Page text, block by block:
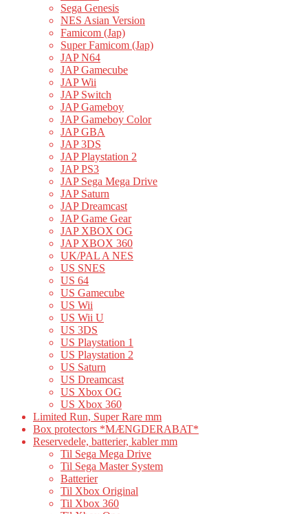
Sega Genesis
NES Asian Version
Famicom (Jap)
Super Famicom (Jap)
JAP N64
JAP Gamecube
JAP Wii
JAP Switch
JAP Gameboy
JAP Gameboy Color
JAP GBA
JAP 3DS
JAP Playstation 2
JAP PS3
JAP Sega Mega Drive
JAP Saturn
JAP Dreamcast
JAP Game Gear
JAP XBOX OG
JAP XBOX 360
UK/PAL A NES
US SNES
US 64
US Gamecube
US Wii
US Wii U
US 3DS
US Playstation 1
US Playstation 2
US Saturn
US Dreamcast
US Xbox OG
US Xbox 360
Limited Run, Super Rare mm
Box protectors *MÆNGDERABAT*
Reservedele, batterier, kabler mm
Til Sega Mega Drive
Til Sega Master System
Batterier
Til Xbox Original
Til Xbox 360